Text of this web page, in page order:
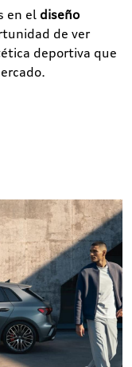
en el diseño
de ver
deportiva que